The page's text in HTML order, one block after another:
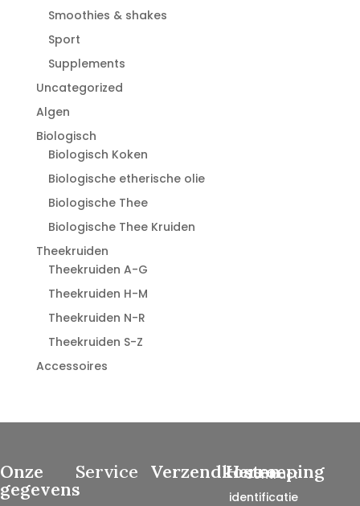
Smoothies & shakes
Sport
Supplements
Uncategorized
Algen
Biologisch
Biologisch Koken
Biologische etherische olie
Biologische Thee
Biologische Thee Kruiden
Theekruiden
Theekruiden A-G
Theekruiden H-M
Theekruiden N-R
Theekruiden S-Z
Accessoires
Onze
gegevens
Service Verzendkosten
Herroeping
Contract
identificatie